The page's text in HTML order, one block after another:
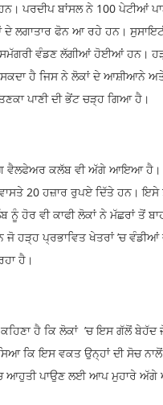
ਪਰਦੀਪ ਬਾਂਸਲ ਨੇ 100 ਪੇਟੀਆਂ
ਲਗਾਤਾਰ ਫੋਨ ਆ ਰਹੇ ਹਨ।
ਵੰਡਣ ਲੱਗੀਆਂ ਹੋਈਆਂ ਹਨ।
ਹੈ ਜਿਸ ਨੇ ਲੋਕਾਂ ਦੇ ਆਸ਼ੀਆਨੇ
ਪਾਣੀ ਦੀ ਭੇਂਟ ਚੜ੍ਹ ਗਿਆ ਹੈ।
ਵੈਲਫੇਅਰ ਕਲੱਬ ਵੀ ਅੱਗੇ ਆਇਆ
20 ਹਜ਼ਾਰ ਰੁਪਏ ਦਿੱਤੇ ਹਨ। ਇਸੇ
ਨੂੰ ਹੋਰ ਵੀ ਕਾਫੀ ਲੋਕਾਂ ਨੇ ਮੱਛਰਾਂ
ਹੜ੍ਹ ਪ੍ਰਭਾਵਿਤ ਖੇਤਰਾਂ ’ਚ
ਹੈ।
ਹੈ ਕਿ ਲੋਕਾਂ ’ਚ ਇਸ ਗੱਲੋਂ ਬੇਹੱਦ
ਕਿ ਇਸ ਵਕਤ ਉਨ੍ਹਾਂ ਦੀ ਸੋਚ
ਆਹੁਤੀ ਪਾਉਣ ਲਈ ਆਪ ਮੁਹਾਰੇ